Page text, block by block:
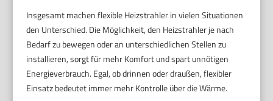
Insgesamt machen flexible Heizstrahler in vielen Situationen
den Unterschied. Die Möglichkeit, den Heizstrahler je nach
Bedarf zu bewegen oder an unterschiedlichen Stellen zu
installieren, sorgt für mehr Komfort und spart unnötigen
Energieverbrauch. Egal, ob drinnen oder draußen, flexibler
Einsatz bedeutet immer mehr Kontrolle über die Wärme.